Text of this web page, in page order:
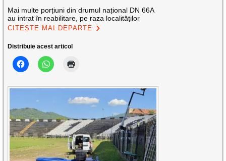
Mai multe porțiuni din drumul național DN 66A
au intrat în reabilitare, pe raza localităților
CITEȘTE MAI DEPARTE
Distribuie acest articol